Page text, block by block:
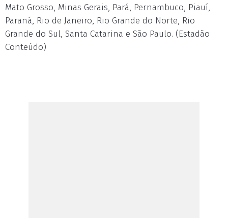
Mato Grosso, Minas Gerais, Pará, Pernambuco, Piauí,
Paraná, Rio de Janeiro, Rio Grande do Norte, Rio
Grande do Sul, Santa Catarina e São Paulo. (Estadão
Conteúdo)